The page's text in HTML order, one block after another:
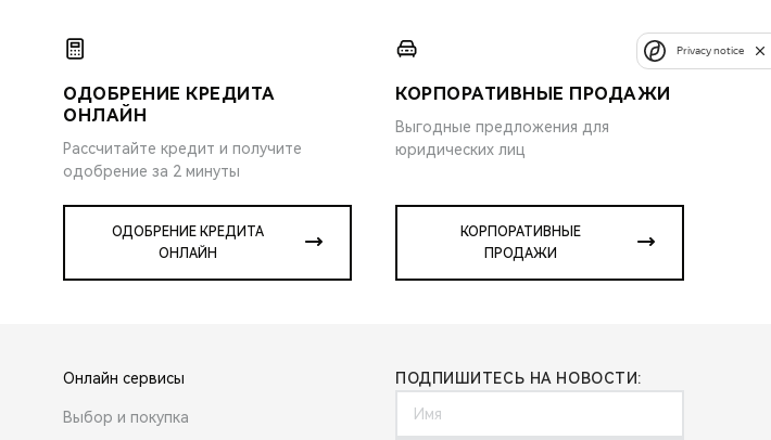
ОДОБРЕНИЕ КРЕДИТА
ОНЛАЙН
Рассчитайте кредит и получите
одобрение за 2 минуты
ОДОБРЕНИЕ КРЕДИТА
ОНЛАЙН
КОРПОРАТИВНЫЕ ПРОДАЖИ
Выгодные предложения для
юридических лиц
КОРПОРАТИВНЫЕ
ПРОДАЖИ
Онлайн сервисы
Выбор и покупка
ПОДПИШИТЕСЬ НА НОВОСТИ:
Privacy notice